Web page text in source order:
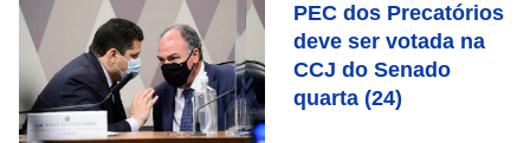
PEC dos Precatórios
deve ser votada na
CCJ do Senado
quarta (24)